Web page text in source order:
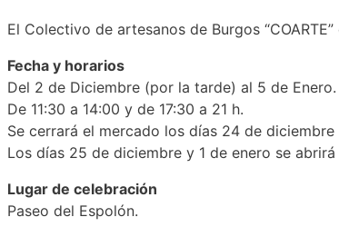
El Colectivo de artesanos de Burgos
Fecha y horarios
Del 2 de Diciembre (por la tarde) al 5 de Enero.
De 11:30 a 14:00 y de 17:30 a 21 h.
Se cerrará el mercado los días 24 de
Los días 25 de diciembre y 1 de enero se
Lugar de celebración
Paseo del Espolón.